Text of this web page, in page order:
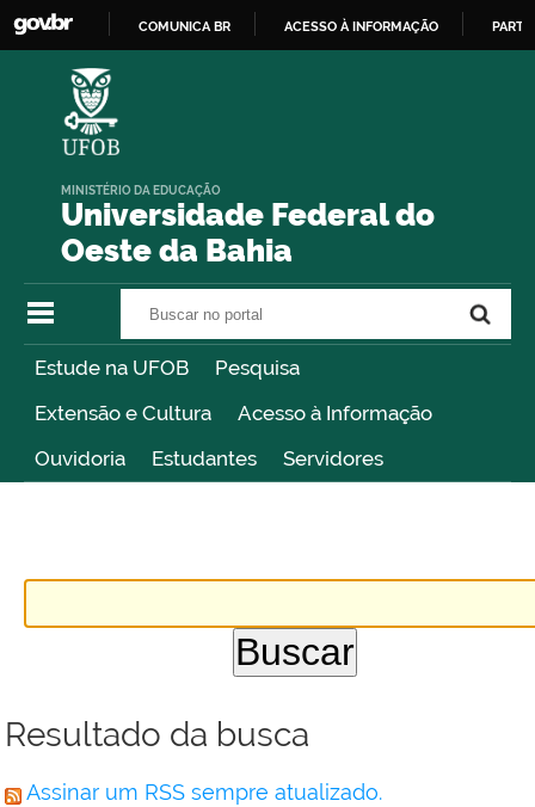
COMUNICA BR ACESSO À INFORMAÇÃO
Universidade Federal do
Oeste da Bahia
MINISTÉRIO DA EDUCAÇÃO
Estude na UFOB
Pesquisa
Extensão e Cultura
Acesso à Informação
Ouvidoria
Estudantes Servidores
Resultado da busca
Assinar um RSS sempre atualizado.